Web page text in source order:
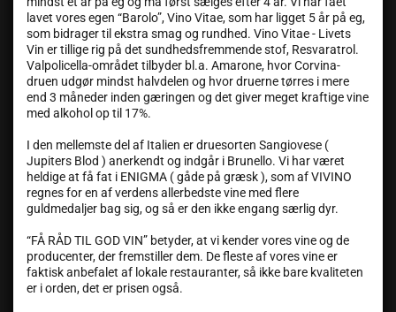
lavet vores egen “Barolo”, Vino Vitae, som har ligget 5 år på eg,
som bidrager til ekstra smag og rundhed. Vino Vitae - Livets
Vin er tillige rig på det sundhedsfremmende stof, Resvaratrol.
Valpolicella-området tilbyder bl.a. Amarone, hvor Corvina-
druen udgør mindst halvdelen og hvor druerne tørres i mere
end 3 måneder inden gæringen og det giver meget kraftige vine
med alkohol op til 17%.
I den mellemste del af Italien er druesorten Sangiovese (
Jupiters Blod ) anerkendt og indgår i Brunello. Vi har været
heldige at få fat i ENIGMA ( gåde på græsk ), som af VIVINO
regnes for en af verdens allerbedste vine med flere
guldmedaljer bag sig, og så er den ikke engang særlig dyr.
“FÅ RÅD TIL GOD VIN” betyder, at vi kender vores vine og de
producenter, der fremstiller dem. De fleste af vores vine er
faktisk anbefalet af lokale restauranter, så ikke bare kvaliteten
er i orden, det er prisen også.